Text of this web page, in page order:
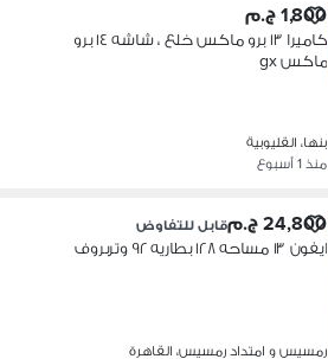
1,800 ج.م
كاميرا ١٣ برو ماكس خلع ، شاشه ١٤ برو
ماكس gx
بنها، القليوبية
منذ 1 أسبوع
24,800 ج.م قابل للتفاوض
ايفون ١٣ مساحه ١٢٨ بطاريه ٩٢ وتربروف
رمسيس و امتداد رمسيس، القاهرة